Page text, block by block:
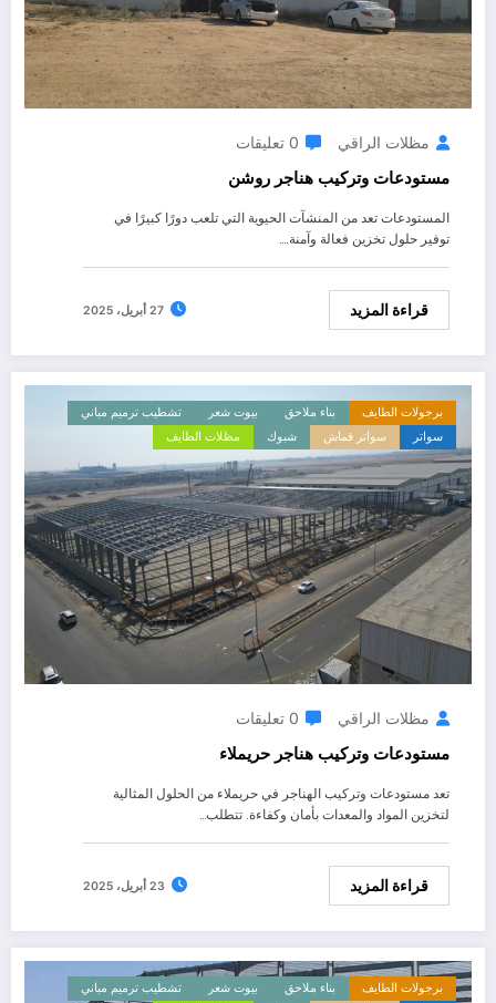
مظلات الراقي 0 تعليقات
مستودعات وتركيب هناجر روشن
المستودعات تعد من المنشآت الحيوية التي تلعب دورًا كبيرًا في
توفير حلول تخزين فعالة وآمنة.…
قراءة المزيد 27 أبريل، 2025
برجولات الطايف بناء ملاحق بيوت شعر
تشطيب ترميم مباني
سواتر
سواتر قماش شبوك مظلات الطايف
مظلات الراقي 0 تعليقات
مستودعات وتركيب هناجر حريملاء
تعد مستودعات وتركيب الهناجر في حريملاء من الحلول المثالية
لتخزين المواد والمعدات بأمان وكفاءة. تتطلب…
قراءة المزيد 23 أبريل، 2025
برجولات الطايف بناء ملاحق بيوت شعر
تشطيب ترميم مباني